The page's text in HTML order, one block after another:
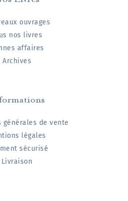
ouvrages
nos livres
affaires
Archives
générales de vente
légales
sécurisé
Livraison